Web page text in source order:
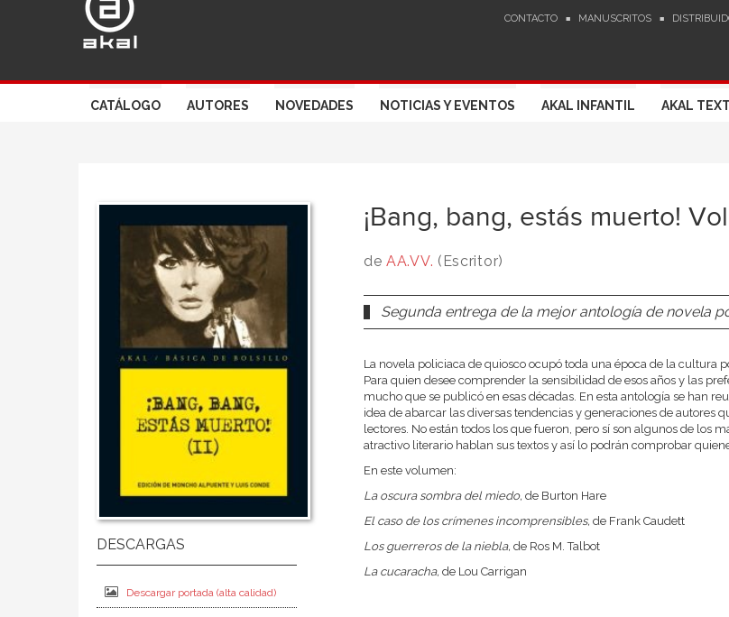
CONTACTO MANUSCRITOS
CATÁLOGO AUTORES NOVEDADES NOTICIAS Y EVENTOS AKAL INFANTIL AKAL
Descargar portada (alta calidad)
¡Bang, bang, estás muerto!
deAA.VV. (Escritor)
Segunda entrega de la mejor antología de novela
La novela policiaca de quiosco ocupó toda una época de la cultura
Para quien desee comprender la sensibilidad de esos años y las
mucho que se publicó en esas décadas. En esta antología se han
idea de abarcar las diversas tendencias y generaciones de
lectores. No están todos los que fueron, pero sí son algunos de los
atractivo literario hablan sus textos y así lo podrán comprobar
En este volumen:
La oscura sombra del miedo, de Burton Hare
El caso de los crímenes incomprensibles, de Frank Caudett
Los guerreros de la niebla, de Ros M. Talbot
La cucaracha, de Lou Carrigan